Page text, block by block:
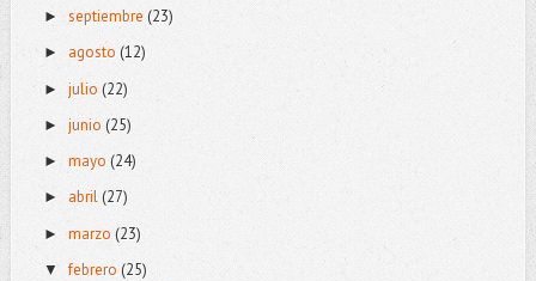
► septiembre (23)
► agosto (12)
► julio (22)
► junio (25)
► mayo (24)
► abril (27)
► marzo (23)
▼febrero (25)